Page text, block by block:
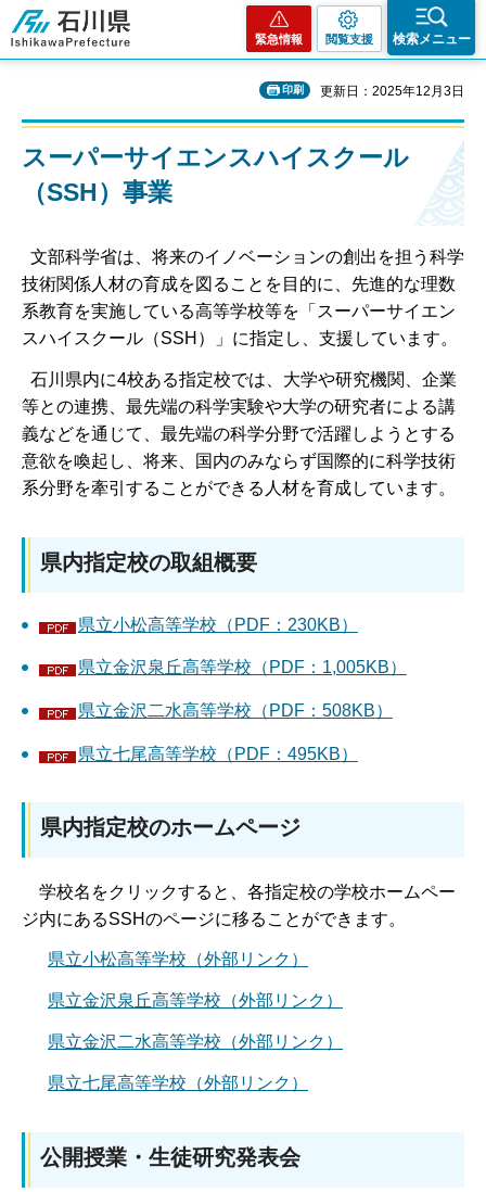
石川県
緊急情報 閲覧支援 検索メニュー
印刷 更新日：2025年12月3日
スーパーサイエンスハイスクール
（SSH）事業
文部科学省は、将来のイノベーションの創出を担う科学
技術関係人材の育成を図ることを目的に、先進的な理数
系教育を実施している高等学校等を「スーパーサイエン
スハイスクール（SSH）」に指定し、支援しています。
石川県内に4校ある指定校では、大学や研究機関、企業
等との連携、最先端の科学実験や大学の研究者による講
義などを通じて、最先端の科学分野で活躍しようとする
意欲を喚起し、将来、国内のみならず国際的に科学技術
系分野を牽引することができる人材を育成しています。
県内指定校の取組概要
県立小松高等学校（PDF：230KB）
県立金沢泉丘高等学校（PDF：1,005KB）
県立金沢二水高等学校（PDF：508KB）
県立七尾高等学校（PDF：495KB）
県内指定校のホームページ
学校名をクリックすると、各指定校の学校ホームペー
ジ内にあるSSHのページに移ることができます。
県立小松高等学校（外部リンク）
県立金沢泉丘高等学校（外部リンク）
県立金沢二水高等学校（外部リンク）
県立七尾高等学校（外部リンク）
公開授業・生徒研究発表会